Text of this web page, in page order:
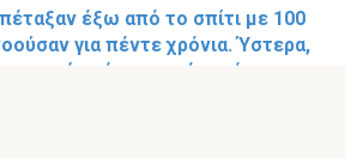
έξω από το σπίτι με 100
για πέντε χρόνια. Ύστερα,
τυχαία πάνω στο όνομά μου στο